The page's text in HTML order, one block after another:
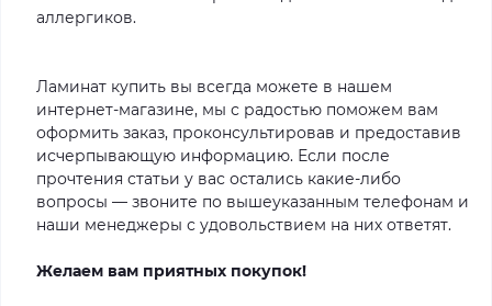
аллергиков.
Ламинат купить вы всегда можете в нашем
интернет-магазине, мы с радостью поможем вам
оформить заказ, проконсультировав и предоставив
исчерпывающую информацию. Если после
прочтения статьи у вас остались какие-либо
вопросы — звоните по вышеуказанным телефонам и
наши менеджеры с удовольствием на них ответят.
Желаем вам приятных покупок!